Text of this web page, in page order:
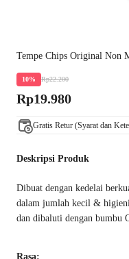
Tempe Chips Original Non
10% Rp22.200
Rp19.980
Gratis Retur (Syarat dan
Deskripsi Produk
Dibuat dengan kedelai
dalam jumlah kecil &
dan dibaluti dengan bumbu
Rasa: